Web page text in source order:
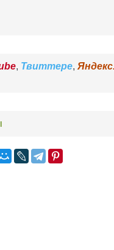
, Твиттере,